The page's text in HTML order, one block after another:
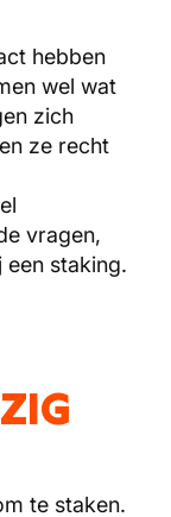
hebben
wel wat
zich
ze recht
vragen,
staking.
te staken.